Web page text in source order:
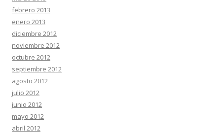
febrero 2013
enero 2013
diciembre 2012
noviembre 2012
octubre 2012
septiembre 2012
agosto 2012
julio 2012
junio 2012
mayo 2012
abril 2012